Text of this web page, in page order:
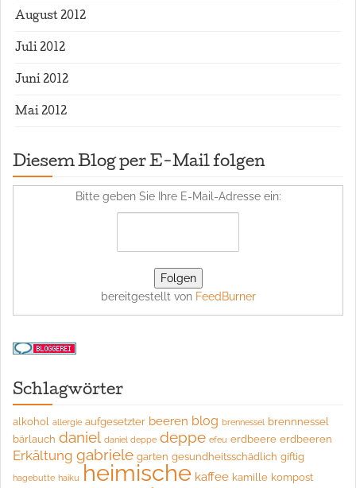
August 2012
Juli 2012
Juni 2012
Mai 2012
Diesem Blog per E-Mail folgen
Bitte geben Sie Ihre E-Mail-Adresse ein:
bereitgestellt von FeedBurner
Schlagwörter
alkohol allergie aufgesetzter beeren blog brennessel brennnessel
bärlauch daniel daniel deppe deppe efeu erdbeere erdbeeren
Erkältung gabriele garten gesundheitsschädlich giftig
hagebutte haiku heimische kaffee kamille kompost